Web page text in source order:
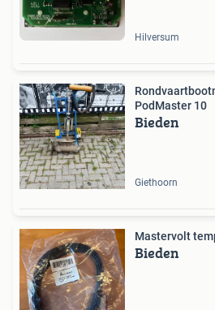
Hilversum
PodMaster 10
Bieden
Giethoorn
Mastervolt
Bieden